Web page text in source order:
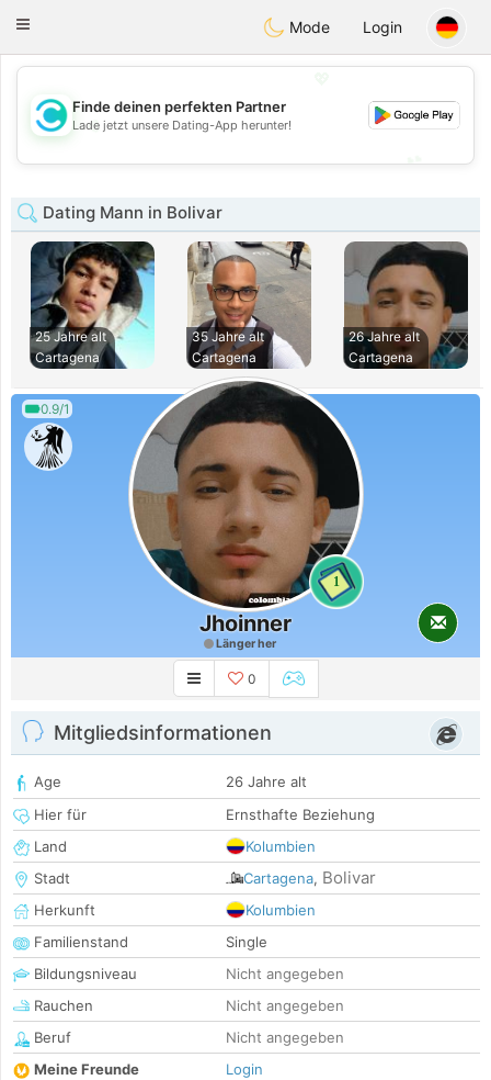
olombiaCitas
Toggle
Mode Login
💖
💕
Finde deinen perfekten Partner
Lade jetzt unsere Dating-App herunter!
Dating Mann in Bolivar
25 Jahre alt
Cartagena
35 Jahre alt
Cartagena
26 Jahre alt
Cartagena
0.9/1
1
Jhoinner
Länger her
0
Mitgliedsinformationen
Age
26 Jahre alt
Hier für
Ernsthafte Beziehung
Land
Kolumbien
Stadt
Cartagena, Bolivar
Herkunft
Kolumbien
Familienstand
Single
Bildungsniveau
Nicht angegeben
Rauchen
Nicht angegeben
Beruf
Nicht angegeben
Meine Freunde
Login